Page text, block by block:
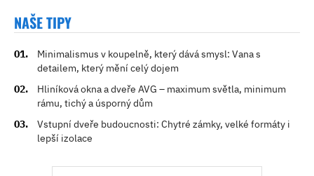
NAŠE TIPY
Minimalismus v koupelně, který dává smysl: Vana s
detailem, který mění celý dojem
Hliníková okna a dveře AVG – maximum světla, minimum
rámu, tichý a úsporný dům
Vstupní dveře budoucnosti: Chytré zámky, velké formáty i
lepší izolace